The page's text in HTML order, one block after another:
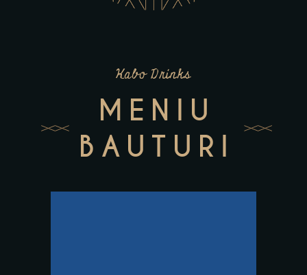
Kabo Drinks
MENIU
BAUTURI